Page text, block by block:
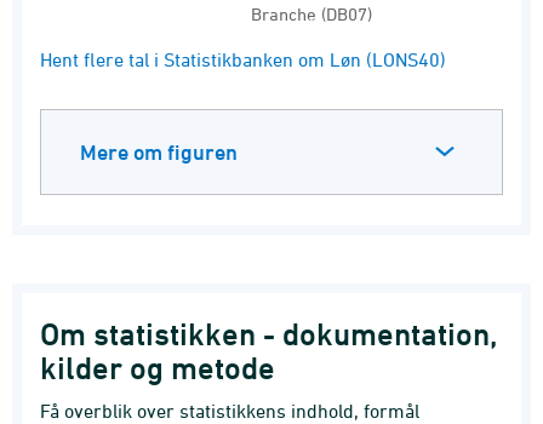
Branche (DB07)
End of interactive chart.
Hent flere tal i Statistikbanken om Løn (LONS40)
Mere om figuren
Om statistikken - dokumentation,
kilder og metode
Få overblik over statistikkens indhold, formål